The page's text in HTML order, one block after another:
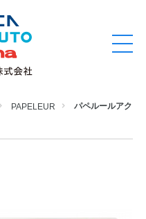
開
PAPELEUR
パペルールアク